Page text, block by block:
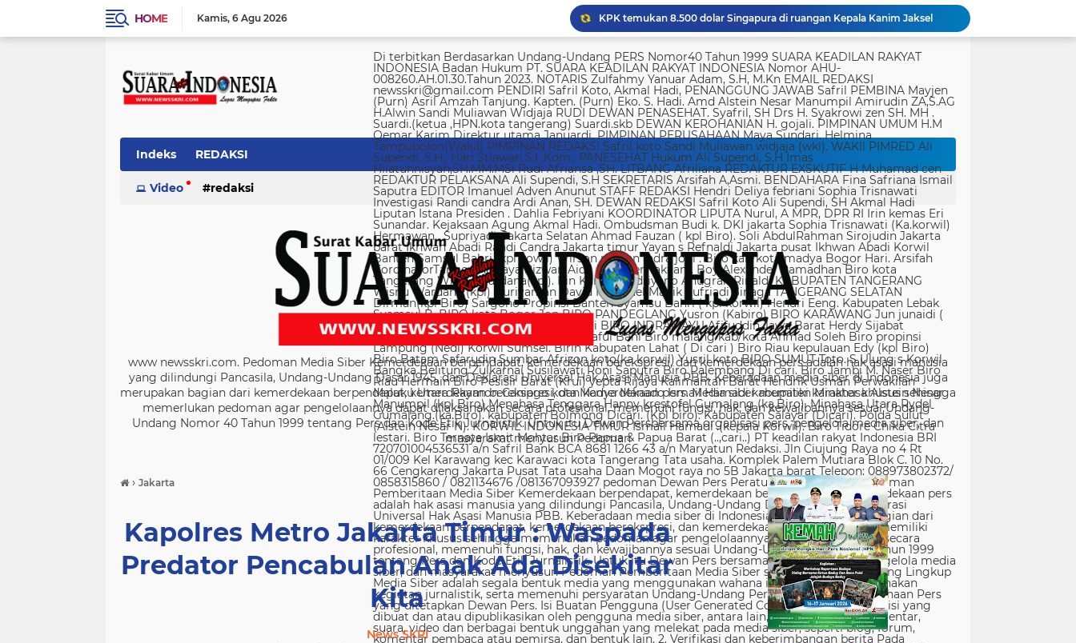
HOME Kamis 6 Agu 2026
Dari Terbengkalai Jadi Kebanggaan, Satgas TMMD Rehab Lapangan Bola Voli
Jurnalis Diduga Diintimidasi di FIF Tangcity, PWI dan JTR: “Ini Ancaman Serius Kebebasan Pers”
Imigrasi Semarang deportasi empat warga China buronan pemerintah
KPK temukan 8.500 dolar Singapura di ruangan Kepala Kanim Jaksel
Di terbitkan Berdasarkan Undang-Undang PERS Nomor40 Tahun 1999 SUARA KEADILAN RAKYAT INDONESIA Badan Hukum PT. SUARA KEADILAN RAKYAT INDONESIA Nomor AHU-008260.AH.01.30.Tahun 2023. NOTARIS Zulfahmy Yanuar Adam, S.H, M.Kn EMAIL REDAKSI newsskri@gmail.com PENDIRI Safril Koto, Akmal Hadi, PENANGGUNG JAWAB Safril PEMBINA Mayjen (Purn) Asril Amzah Tanjung. Kapten. (Purn) Eko. S. Hadi. Amd Alstein Nesar Manumpil Amirudin ZA,S.AG H.Alwin Sandi Muliawan Widjaja RUDI DEWAN PENASEHAT. Syafril, SH Drs H. Syakrowi zen SH. MH . Suardi.(ketua ,HPN.kota tangerang) Suardi.skb DEWAN KEROHANIAN H. gojali. PIMPINAN UMUM H.M Qemar Karim Direktur utama Januardi. PIMPINAN PERUSAHAAN Maya Sundari. Helmina Tampubolon(Wakil) PIMPINAN REDAKSI Safril koto Sandi Muliawan widjaja (wkl). WAKIl PIMRED Ali Supendi, S.H., Hari Stiawan S.I .Kom., PANESEHAT Hukum Ali Supendi, S.H Imas Hilatunnisyah,SH.MM.MSi Rudi Afriansa ,SH. LITBANG Afriliana REDAKTUR EXSKUTIF H Muhamad cen REDAKTUR PELAKSANA Ali Supendi, S.H SEKRETARIS Arsifah A,Asmi. BENDAHARA Fina Safriana Ismail Saputra EDITOR Imanuel Adven Anunut STAFF REDAKSI Hendri Deliya febriani Sophia Trisnawati Investigasi Randi candra Ardi Anan, SH. DEWAN REDAKSI Safril Koto Ali Supendi, SH Akmal Hadi Liputan Istana Presiden . Dahlia Febriyani KOORDINATOR LIPUTA Nurul, A MPR, DPR RI Irin kemas Eri Sunandar. Kejaksaan Agung Akmal Hadi. Ombudsman Budi k. DKI jakarta Sophia Trisnawati (Ka.korwil) Hermawan . Supriyadi. Jakarta Selatan Ahmad Fauzan ( kpl Biro). Soli AbdulRahman Sirojudin Jakarta barat Ikhwan Abadi Randi Candra Jakarta timur Yayan s Refnaldi Jakarta pusat Ikhwan Abadi Korwil Banten Samsul Bahri (kpl kowil) Wirson risman Indra joni . Biro kab/kota madya Bogor Hari. Arsifah KordinatorTangerang raya Rizwan Aidil ( kpl. Perwakilan). Boy Alexander Ramadhan Biro kota Tangerang Wisnu Wardana(kpl). Irin Kamas Andriyano Anugrah Rinaldi KABUPATEN TANGERANG Wisnu Wardana (kpl) Nuriyaman David Natanael Manik Sufriadi Sinaga TANGERANG SELATAN Dirman(kpl Biro) Sargono Propinsi Banten Syamsu Bahri ( kpl korwil) Hendri Eeng. Kabupaten Lebak Syamsul B. BIRO kota Bogor Jon BIRO PANDEGLANG Yusron (Kabiro) BIRO KARAWANG Jun junaidi ( kpl Biro) Ugi . BIRO KUNINGAN Nurhadi BIRO INDRAMAYU Afifuddin Jawa Barat Herdy Sijabat (kapowil). BIRO JAWA TIMUR Sofiyan Saful Bahi Biro malang kab/kota Ahmad Soleh Biro propinsi Lampung (Nedi) Korwil Sumsel. Birin Kabupaten Lahat ( Di cari ) Biro Riau kepulauan Edy (kpl Biro) Biro Batam Safarudin Sumbar Afrizon koto(ka korwil) Yusril koto BIRO SUMUT Toto. S Ulung s Korwil Bangka Belitung Zulkarnai Susilawati Roni Saputra Biro Palembang Di cari. Biro Jambi M. Naser Biro Riau Hermain Biro Pesisir Barat (Krui) yepta Rijaya Kalimantan Barat Hendrik Usman Perwakilan Maluku Utara Raymon Caniago kota Madya Manado Ismail Hamadi kabupaten Minahasa Alstein Nesar Manumpil (kpl Biro) Menahasa Tenggara Hanny krestofel Gumalang (ka.Biro). Minahasa Utara Rydel Gumalang.(ka.Biro). kabupaten Bolmong Dicari. (Kpl biro). Kabupaten Salayar (Dicari). Polda Sulut (Alstein Nesar N). KORWIL INDONESIA TIMUR Ismail Hamadi .(kepala Korwil). Biro Tidore Chika Citra lestari. Biro Ternate Ismit Mohtar Biro Papua & Papua Barat (..,cari..) PT keadilan rakyat Indonesia BRI 720701004536531 a/n Safril Bank BCA 8681 1266 43 a/n Maryatun Redaksi. Jln Ciujung Raya no 4 Rt 01/009 Kel Karawang kec Karawaci kota Tangerang Tata usaha. Komplek Palem Mutiara Blok C. 10 No. 66 Cengkareng Jakarta Pusat Tata usaha Daan Mogot raya no 5B Jakarta barat Telepon: 088973802372/ 0858315860 / 0821134676 /081367093927 pedoman Dewan Pers Peraturan Dewan Pers Pedoman Pemberitaan Media Siber Kemerdekaan berpendapat, kemerdekaan berekspresi, dan kemerdekaan pers adalah hak asasi manusia yang dilindungi Pancasila, Undang-Undang Dasar 1945, dan Deklarasi Universal Hak Asasi Manusia PBB. Keberadaan media siber di Indonesia juga merupakan bagian dari kemerdekaan berpendapat, kemerdekaan berekspresi, dan kemerdekaan pers. Media siber memiliki karakter khusus sehingga memerlukan pedoman agar pengelolaannya dapat dilaksanakan secara profesional, memenuhi fungsi, hak, dan kewajibannya sesuai Undang-Undang Nomor 40 Tahun 1999 tentang Pers dan Kode Etik Jurnalistik. Untuk itu Dewan Pers bersama organisasi pers, pengelola media siber, dan masyarakat menyusun Pedoman Pemberitaan Media Siber sebagai berikut: 1. Ruang Lingkup Media Siber adalah segala bentuk media yang menggunakan wahana internet dan melaksanakan kegiatan jurnalistik, serta memenuhi persyaratan Undang-Undang Pers dan Standar Perusahaan Pers yang ditetapkan Dewan Pers. Isi Buatan Pengguna (User Generated Content) adalah segala isi yang dibuat dan atau dipublikasikan oleh pengguna media siber, antara lain, artikel, gambar, komentar, suara, video dan berbagai bentuk unggahan yang melekat pada media siber, seperti blog, forum, komentar pembaca atau pemirsa, dan bentuk lain. 2. Verifikasi dan keberimbangan berita Pada prinsipnya setiap berita harus melalui verifikasi. Berita yang dapat merugikan pihak lain memerlukan verifikasi pada berita yang sama untuk memenuhi prinsip akurasi dan keberimbangan. Ketentuan dalam butir (a) di atas dikecualikan, dengan syarat: Berita benar-benar mengandung kepentingan publik yang bersifat mendesak; Sumber berita yang pertama adalah sumber yang jelas disebutkan identitasnya, kredibel dan kompeten; Subyek berita yang harus dikonfirmasi tidak diketahui keberadaannya dan atau tidak dapat diwawancarai; Media memberikan penjelasan kepada pembaca bahwa berita tersebut masih memerlukan verifikasi lebih lanjut yang diupayakan dalam waktu secepatnya. Penjelasan dimuat pada bagian akhir dari berita yang sama, di dalam kurung dan menggunakan huruf miring. Setelah memuat berita sesuai dengan butir (c), media wajib meneruskan upaya verifikasi, dan setelah verifikasi didapatkan, hasil verifikasi dicantumkan pada berita pemutakhiran (update) dengan tautan pada berita yang belum terverifikasi. 3. Isi Buatan Pengguna (User Generated Content) Media siber wajib mencantumkan syarat dan ketentuan mengenai Isi Buatan Pengguna yang tidak bertentangan dengan Undang-Undang No. 40 tahun 1999 tentang Pers dan Kode Etik Jurnalistik, yang ditempatkan secara terang dan jelas. Media siber mewajibkan setiap pengguna untuk melakukan registrasi keanggotaan dan melakukan proses log-in terlebih dahulu untuk dapat mempublikasikan semua bentuk Isi Buatan Pengguna. Ketentuan mengenai log-in akan diatur lebih lanjut. Dalam registrasi tersebut, media siber mewajibkan pengguna memberi persetujuan tertulis bahwa Isi Buatan Pengguna yang dipublikasikan: Tidak memuat isi bohong, fitnah, sadis dan cabul; Tidak memuat isi yang mengandung prasangka dan kebencian terkait dengan suku, agama, ras, dan antargolongan (SARA), serta menganjurkan tindakan kekerasan; Tidak memuat isi diskriminatif atas dasar perbedaan jenis kelamin dan bahasa, serta tidak merendahkan martabat orang lemah, miskin, sakit, cacat jiwa, atau cacat jasmani. Media siber memiliki kewenangan mutlak untuk mengedit atau menghapus Isi Buatan Pengguna yang bertentangan dengan butir (c). Media siber wajib menyediakan mekanisme pengaduan Isi Buatan Pengguna yang dinilai melanggar ketentuan pada butir (c). Mekanisme tersebut harus disediakan di tempat yang dengan mudah dapat diakses pengguna. Media siber wajib menyunting, menghapus, dan melakukan tindakan koreksi setiap Isi Buatan Pengguna yang dilaporkan dan melanggar ketentuan butir (c), sesegera mungkin secara proporsional selambat-lambatnya 2 x 24 jam setelah pengaduan diterima. Media siber yang telah memenuhi ketentuan pada butir (a), (b), (c), dan (f) tidak dibebani tanggung jawab atas masalah yang ditimbulkan akibat pemuatan isi yang melanggar ketentuan pada butir (c). Media siber bertanggung jawab atas Isi Buatan Pengguna yang dilaporkan bila tidak mengambil tindakan koreksi setelah batas waktu sebagaimana tersebut pada butir (f). 4. Ralat, Koreksi, dan Hak Jawab Ralat, koreksi, dan hak jawab mengacu pada Undang-Undang Pers, Kode Etik Jurnalistik, dan Pedoman Hak Jawab yang ditetapkan Dewan Pers. Ralat, koreksi dan atau hak jawab wajib ditautkan pada berita yang diralat, dikoreksi atau yang diberi hak jawab. Di setiap berita ralat, koreksi, dan hak jawab wajib dicantumkan waktu pemuatan ralat, koreksi, dan atau hak jawab tersebut. Bila suatu berita media siber tertentu disebarluaskan media siber lain, maka: Tanggung jawab media siber pembuat berita terbatas pada berita yang dipublikasikan di media siber tersebut atau media siber yang berada di bawah otoritas teknisnya; Koreksi berita yang dilakukan oleh sebuah media siber, juga harus dilakukan oleh media siber lain yang mengutip berita dari media siber yang dikoreksi itu; Media yang menyebarluaskan berita dari sebuah media siber dan tidak melakukan koreksi atas berita sesuai yang dilakukan oleh media siber pemilik dan atau pembuat berita tersebut, bertanggung jawab penuh atas semua akibat hukum dari berita yang tidak dikoreksinya itu. Sesuai dengan Undang-Undang Pers, media siber yang tidak melayani hak jawab dapat dijatuhi sanksi hukum pidana denda paling banyak Rp500.000.000 (Lima ratus juta rupiah). 5. Pencabutan Berita Berita yang sudah dipublikasikan tidak dapat dicabut karena alasan penyensoran dari pihak luar redaksi, kecuali terkait masalah SARA, kesusilaan, masa depan anak, pengalaman traumatik korban atau berdasarkan pertimbangan khusus lain yang ditetapkan Dewan Pers. Media siber lain wajib mengikuti pencabutan kutipan berita dari media asal yang telah dicabut. Pencabutan berita wajib disertai dengan alasan pencabutan dan diumumkan kepada publik. 6. Iklan Media siber wajib membedakan dengan tegas antara produk berita dan iklan. Setiap berita/artikel/isi yang merupakan iklan dan atau isi berbayar wajib mencantumkan keterangan ”advertorial”, ”iklan”, ”ads”, ”spons
Indeks REDAKSI
Video redaksi
www newsskri.com. Pedoman Media Siber Kemerdekaan berpendapat, kemerdekaan berekspresi, dan kemerdekaan pers adalah hak asasi manusia
yang dilindungi Pancasila, Undang-Undang Dasar 1945, dan Deklarasi Universal Hak Asasi Manusia PBB. Keberadaan media siber di Indonesia juga
merupakan bagian dari kemerdekaan berpendapat, kemerdekaan berekspresi, dan kemerdekaan pers. Media siber memiliki karakter khusus sehingga
memerlukan pedoman agar pengelolaannya dapat dilaksanakan secara profesional, memenuhi fungsi, hak, dan kewajibannya sesuai Undang-
Undang Nomor 40 Tahun 1999 tentang Pers dan Kode Etik Jurnalistik. Untuk itu Dewan Persbersama organisasi pers, pengelola media siber, dan
masyarakat menyusun Pedoman
› Jakarta
Kapolres Metro Jakarta Timur : Waspada
Predator Pencabulan Anak Ada Disekitar
Kita
News SKRI